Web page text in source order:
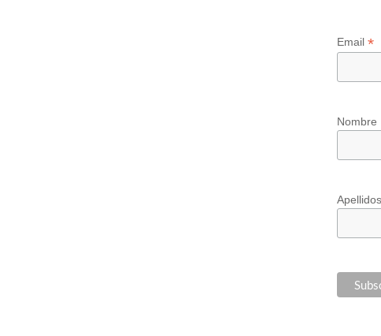
Email *
Nombre
Apellidos